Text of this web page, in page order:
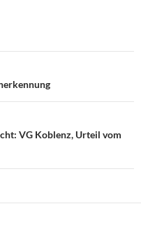
VG Koblenz, Urteil vom